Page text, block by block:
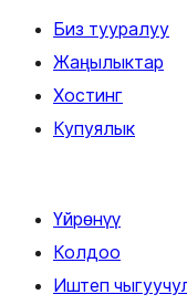
Биз тууралуу
Жаңылыктар
Хостинг
Купуялык
Үйрөнүү
Колдоо
Иштеп